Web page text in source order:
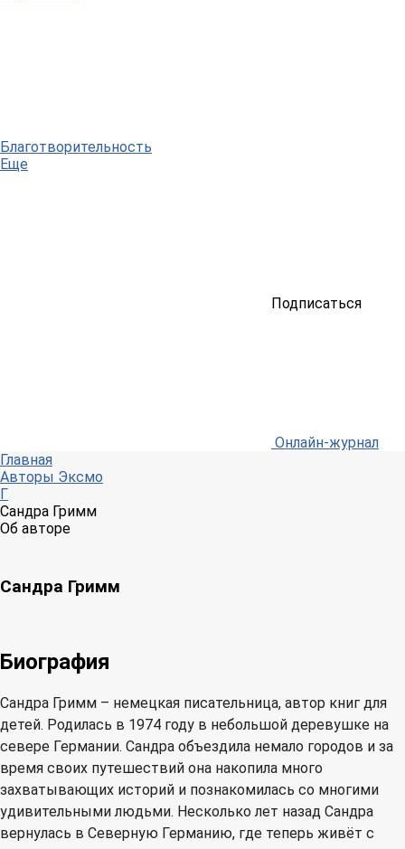
Благотворительность
Еще
Подписаться
Онлайн-журнал
Главная
Авторы Эксмо
Г
Сандра Гримм
Об авторе
Сандра Гримм
Биография
Сандра Гримм – немецкая писательница, автор книг для
детей. Родилась в 1974 году в небольшой деревушке на
севере Германии. Сандра объездила немало городов и за
время своих путешествий она накопила много
захватывающих историй и познакомилась со многими
удивительными людьми. Несколько лет назад Сандра
вернулась в Северную Германию, где теперь живёт с